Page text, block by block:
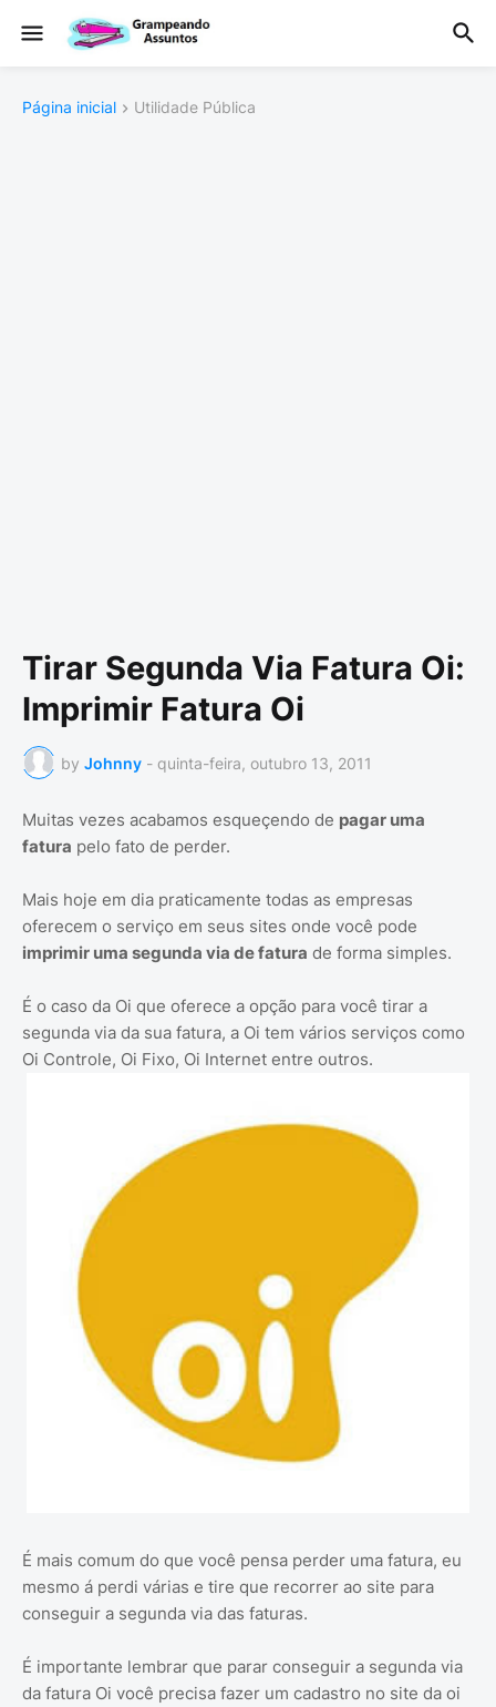
Página inicial Utilidade Pública
Tirar Segunda Via Fatura Oi:
Imprimir Fatura Oi
by Johnny - quinta-feira, outubro 13, 2011
Muitas vezes acabamos esqueçendo de pagar uma
fatura pelo fato de perder.
Mais hoje em dia praticamente todas as empresas
oferecem o serviço em seus sites onde você pode
imprimir uma segunda via de fatura de forma simples.
É o caso da Oi que oferece a opção para você tirar a
segunda via da sua fatura, a Oi tem vários serviços como
Oi Controle, Oi Fixo, Oi Internet entre outros.
É mais comum do que você pensa perder uma fatura, eu
mesmo á perdi várias e tire que recorrer ao site para
conseguir a segunda via das faturas.
É importante lembrar que parar conseguir a segunda via
da fatura Oi você precisa fazer um cadastro no site da oi